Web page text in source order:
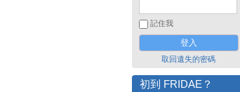
記住我
取回遺失的密碼
初到 FRIDAE？